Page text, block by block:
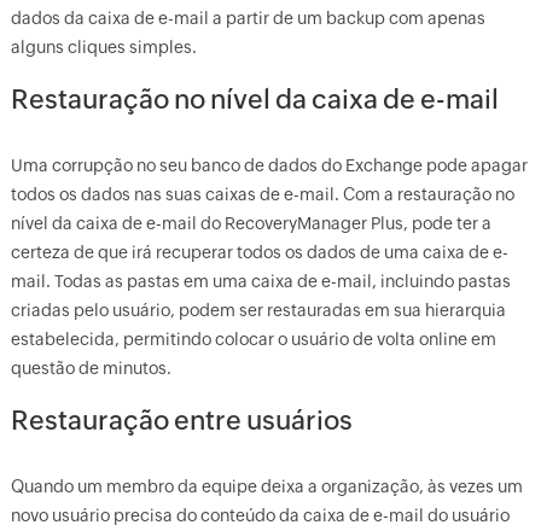
dados da caixa de e-mail a partir de um backup com apenas
alguns cliques simples.
Restauração no nível da caixa de e-mail
Uma corrupção no seu banco de dados do Exchange pode apagar
todos os dados nas suas caixas de e-mail. Com a restauração no
nível da caixa de e-mail do RecoveryManager Plus, pode ter a
certeza de que irá recuperar todos os dados de uma caixa de e-
mail. Todas as pastas em uma caixa de e-mail, incluindo pastas
criadas pelo usuário, podem ser restauradas em sua hierarquia
estabelecida, permitindo colocar o usuário de volta online em
questão de minutos.
Restauração entre usuários
Quando um membro da equipe deixa a organização, às vezes um
novo usuário precisa do conteúdo da caixa de e-mail do usuário